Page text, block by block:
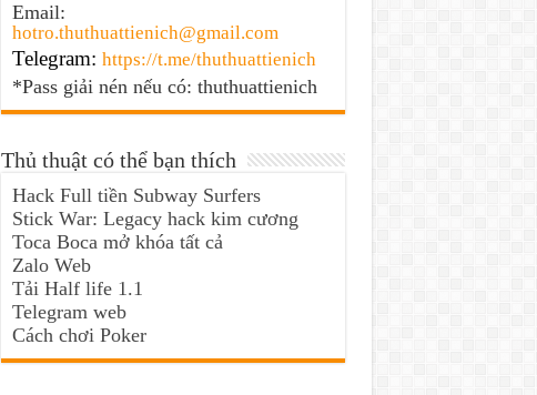
Email:
hotro.thuthuattienich@gmail.com
Telegram: https://t.me/thuthuattienich
*Pass giải nén nếu có: thuthuattienich
Thủ thuật có thể bạn thích
Hack Full tiền Subway Surfers
Stick War: Legacy hack kim cương
Toca Boca mở khóa tất cả
Zalo Web
Tải Half life 1.1
Telegram web
Cách chơi Poker